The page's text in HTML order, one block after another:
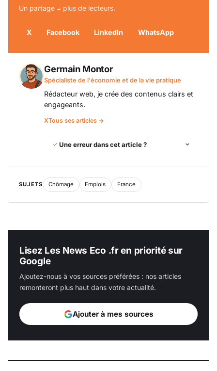
Un partage = plus de lecteurs.
X Facebook LinkedIn WhatsApp
Germain Montor
Spécialiste de l'économie et de la vie pratique
Rédacteur web, je crée des contenus clairs et
engageants.
XTous ses articles →
Une erreur dans cet article ?
SUJETS Chômage Emplois France
Lisez Les News Eco .fr en priorité sur
Google
Ajoutez-nous à vos sources préférées : nos articles
remonteront plus haut dans votre actualité.
Ajouter à mes sources